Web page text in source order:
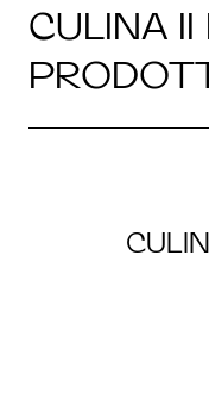
CULINA II